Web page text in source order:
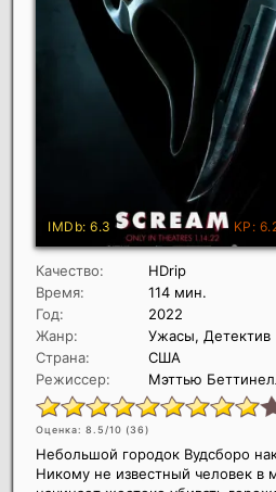
Качество:
HDrip
Время:
114 мин.
Год:
2022
Жанр:
Ужасы, Детектив
Страна:
США
Режиссер:
Мэттью
Оценка: 8.5/10 (36)
Небольшой городок Вудсборо
Никому не известный человек в